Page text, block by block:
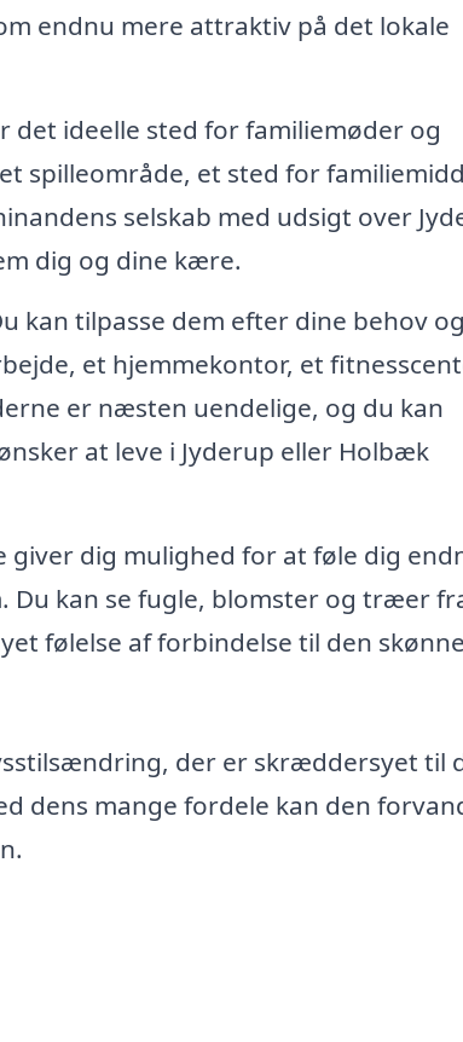
endnu mere attraktiv på det lokale
det ideelle sted for familiemøder og
spilleområde, et sted for
selskab med udsigt over
dig og dine kære.
kan tilpasse dem efter dine behov og
et hjemmekontor, et
er næsten uendelige, og du kan
at leve i Jyderup eller Holbæk
giver dig mulighed for at føle dig
kan se fugle, blomster og træer
følelse af forbindelse til den skønne
der er skræddersyet til
dens mange fordele kan den